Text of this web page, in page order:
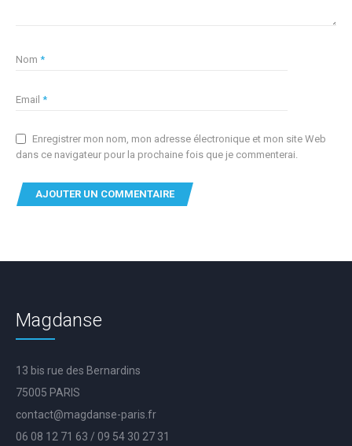
Nom *
Email *
Enregistrer mon nom, mon adresse électronique et mon site Web
dans ce navigateur pour la prochaine fois que je commenterai.
Magdanse
13 bis rue des Bernardins
75005 PARIS
contact@magdanse-paris.fr
06 08 12 71 63 / 09 54 30 27 31